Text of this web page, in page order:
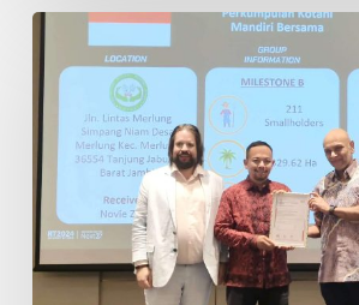
Petani
Swadaya
Indonesia
Raih
Sertifikasi
RSPO
di
Thailand